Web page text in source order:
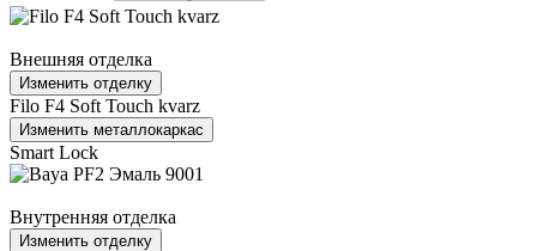
Внешняя отделка
Изменить отделку
Filo F4 Soft Touch kvarz
Изменить металлокаркас
Smart Lock
Внутренняя отделка
Изменить отделку